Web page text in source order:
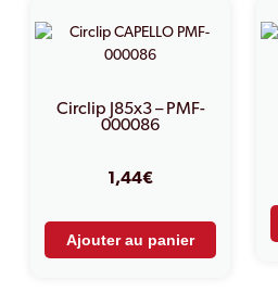
Circlip J85x3 – PMF-
000086
1,44€
Ajouter au panier